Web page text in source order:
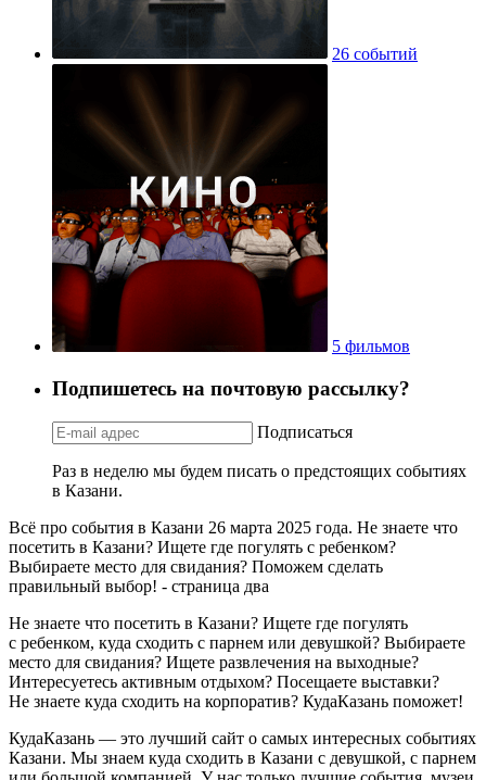
26 событий
5 фильмов
Подпишетесь на почтовую рассылку?
Подписаться
Раз в неделю мы будем писать о предстоящих событиях
в Казани.
Всё про события в Казани 26 марта 2025 года. Не знаете что
посетить в Казани? Ищете где погулять с ребенком?
Выбираете место для свидания? Поможем сделать
правильный выбор! - страница два
Не знаете что посетить в Казани? Ищете где погулять
с ребенком, куда сходить с парнем или девушкой? Выбираете
место для свидания? Ищете развлечения на выходные?
Интересуетесь активным отдыхом? Посещаете выставки?
Не знаете куда сходить на корпоратив? КудаКазань поможет!
КудаКазань — это лучший сайт о самых интересных событиях
Казани. Мы знаем куда сходить в Казани с девушкой, с парнем